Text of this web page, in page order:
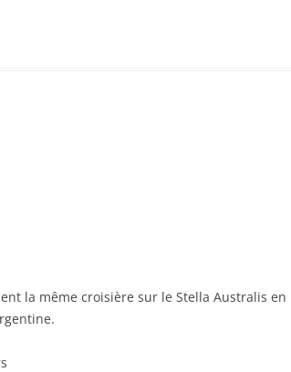
la même croisière sur le Stella Australis en